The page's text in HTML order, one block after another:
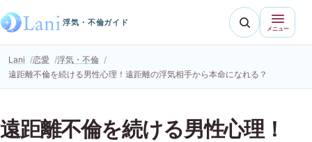
浮気・不倫ガイド
メニュー
Lani 恋愛
浮気・不倫
遠距離不倫を続ける男性心理！遠距離の浮気相手から本命になれる？
遠距離不倫を続ける男性心理！